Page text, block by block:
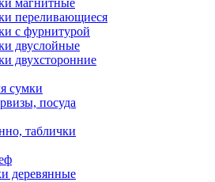
магнитные
переливающиеся
с фурнитурой
двуслойные
двухсторонние
сумки
посуда
таблички
деревянные